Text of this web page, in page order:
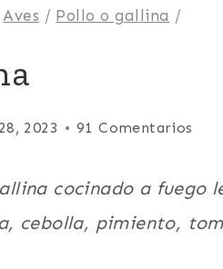
Aves / Pollo o gallina /
2023 91 Comentarios
cocinado a fuego
cebolla, pimiento,